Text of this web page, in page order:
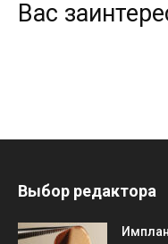
Вас
Выбор редактора